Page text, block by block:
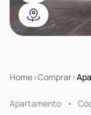
Home Comprar
Apartamento